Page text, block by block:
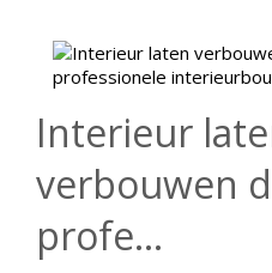
Interieur
verbouwen
profe...